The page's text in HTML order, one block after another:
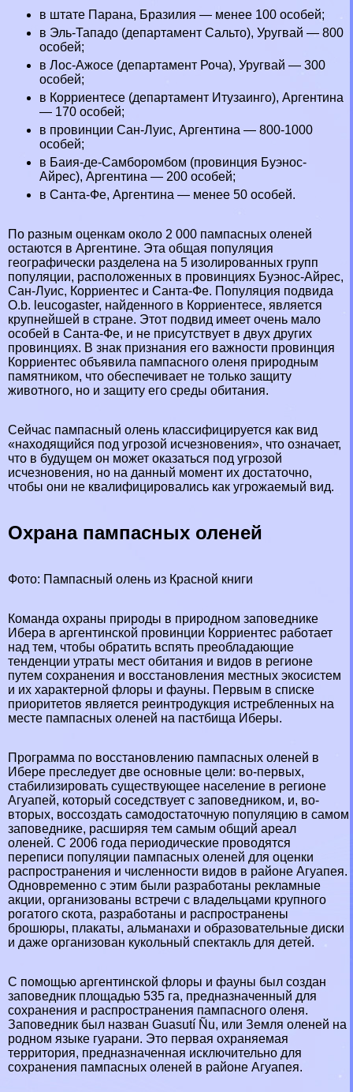
в штате Парана, Бразилия — менее 100 особей;
в Эль-Тападо (департамент Сальто), Уругвай — 800
особей;
в Лос-Ажосе (департамент Роча), Уругвай — 300
особей;
в Корриентесе (департамент Итузаинго), Аргентина
— 170 особей;
в провинции Сан-Луис, Аргентина — 800-1000
особей;
в Баия-де-Самборомбом (провинция Буэнос-
Айрес), Аргентина — 200 особей;
в Санта-Фе, Аргентина — менее 50 особей.
По разным оценкам около 2 000 пампасных оленей
остаются в Аргентине. Эта общая популяция
географически разделена на 5 изолированных групп
популяции, расположенных в провинциях Буэнос-Айрес,
Сан-Луис, Корриентес и Санта-Фе. Популяция подвида
O.b. leucogaster, найденного в Корриентесе, является
крупнейшей в стране. Этот подвид имеет очень мало
особей в Санта-Фе, и не присутствует в двух других
провинциях. В знак признания его важности провинция
Корриентес объявила пампасного оленя природным
памятником, что обеспечивает не только защиту
животного, но и защиту его среды обитания.
Сейчас пампасный олень классифицируется как вид
«находящийся под угрозой исчезновения», что означает,
что в будущем он может оказаться под угрозой
исчезновения, но на данный момент их достаточно,
чтобы они не квалифицировались как угрожаемый вид.
Охрана пампасных оленей
Фото: Пампасный олень из Красной книги
Комaнда охраны природы в природном заповеднике
Ибера в аргентинской провинции Корриентес работает
над тем, чтобы обратить вспять преобладающие
тенденции утраты мест обитания и видов в регионе
путем сохранения и восстановления местных экосистем
и их хаpaктерной флоры и фауны. Первым в списке
приоритетов является реинтродукция истрeбленных на
месте пампасных оленей на пастбища Иберы.
Программа по восстановлению пампасных оленей в
Ибере преследует две основные цели: во-первых,
стабилизировать существующее население в регионе
Агуапей, который соседствует с заповедником, и, во-
вторых, воссоздать самодостаточную популяцию в самом
заповеднике, расширяя тем самым общий ареал
оленей. С 2006 года периодические проводятся
переписи популяции пампасных оленей для оценки
распространения и численности видов в районе Агуапея.
Одновременно с этим были разработаны рекламные
акции, организованы встречи с владельцами крупного
рогатого скота, разработаны и распространены
брошюры, плакаты, альманахи и образовательные диски
и даже организован кукольный спектакль для детей.
С помощью аргентинской флоры и фауны был создан
заповедник площадью 535 га, предназначенный для
сохранения и распространения пампасного оленя.
Заповедник был назван Guasutí Ñu, или Земля оленей на
родном языке гуарани. Это первая охраняемая
территория, предназначенная исключительно для
сохранения пампасных оленей в районе Агуапея.